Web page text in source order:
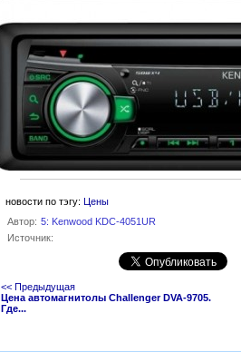
новости по тэгу: Цены
Автор: 5: Kenwood KDC-4051UR
Источник:
<< Предыдущая
Цена автомагнитолы Challenger DVA-9705.
Где...